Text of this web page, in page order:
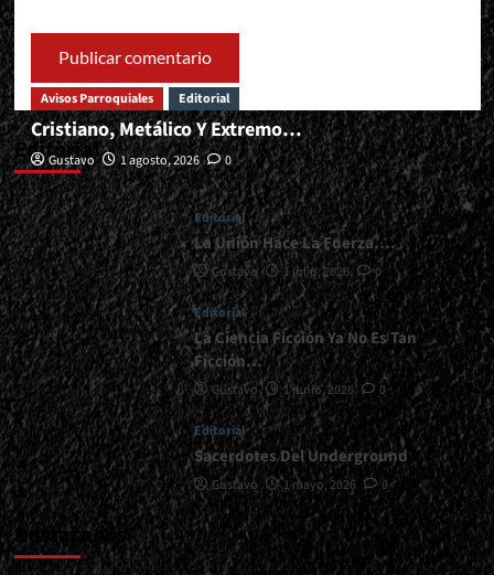
Editorial
Avisos Parroquiales Editorial
Cristiano, Metálico Y Extremo…
Gustavo 1 agosto, 2026 0
Editorial
La Unión Hace La Fuerza….
Gustavo 1 julio, 2026 0
Editorial
La Ciencia Ficción Ya No Es Tan
Ficción…
Gustavo 1 junio, 2026 0
Editorial
Sacerdotes Del Underground
Gustavo 1 mayo, 2026 0
Destacados